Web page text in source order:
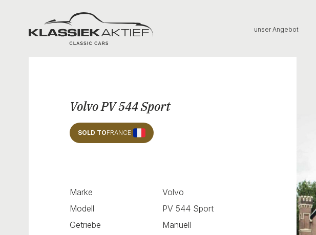
Klassiek Aktief
unser Angebot
Volvo PV 544 Sport
SOLD TOFRANCE
Marke
Volvo
Modell
PV 544 Sport
Getriebe
Manuell